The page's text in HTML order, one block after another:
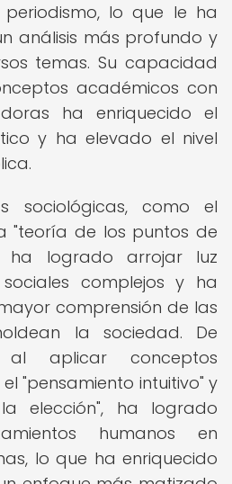
lo que le ha
análisis más profundo y
temas. Su capacidad
académicos con
ha enriquecido el
y ha elevado el nivel
sociológicas, como el
"teoría de los puntos de
ha logrado arrojar luz
complejos y ha
comprensión de las
la sociedad. De
al aplicar conceptos
"pensamiento intuitivo" y
elección", ha logrado
humanos en
lo que ha enriquecido